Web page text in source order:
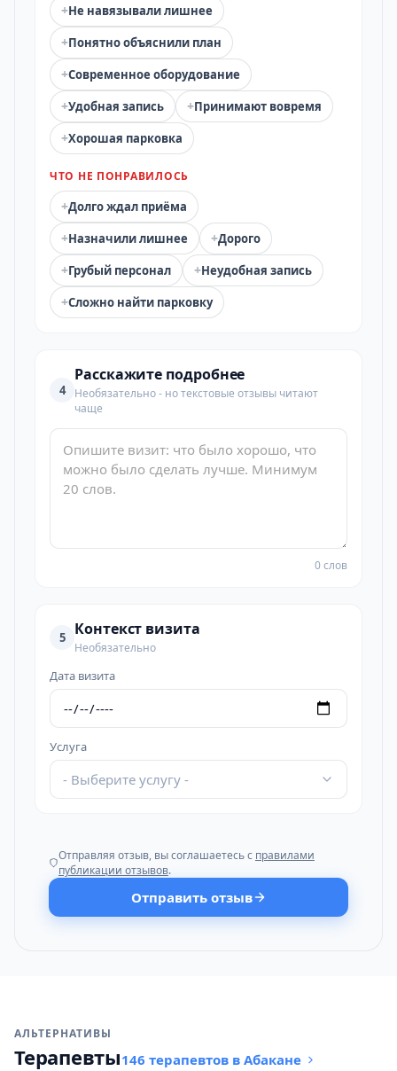
+Не навязывали лишнее
+Понятно объяснили план
+Современное оборудование
+Удобная запись +Принимают вовремя
+Хорошая парковка
ЧТО НЕ ПОНРАВИЛОСЬ
+Долго ждал приёма
+Назначили лишнее +Дорого
+Грубый персонал +Неудобная запись
+Сложно найти парковку
4
Расскажите подробнее
Необязательно - но текстовые отзывы читают
чаще
0 слов
5 Контекст визита
Необязательно
Дата визита
Услуга
- Выберите услугу -
Отправляя отзыв, вы соглашаетесь с правилами
публикации отзывов.
Отправить отзыв
АЛЬТЕРНАТИВЫ
Терапевты146 терапевтов в Абакане